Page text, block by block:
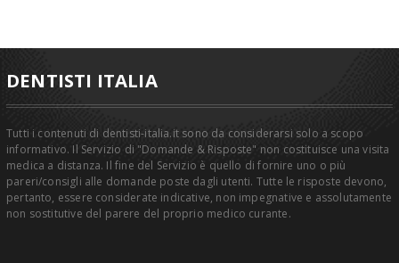
DENTISTI ITALIA
Tutti i contenuti di dentisti-italia.it sono da considerarsi solo a scopo
informativo. Il Servizio di "Domande & Risposte" non costituisce una visita
medica a distanza. Il fine del Servizio è quello di fornire uno o più
pareri/consigli alle domande poste dagli utenti. Tutte le risposte devono,
pertanto, essere considerate indicative, non impegnative e assolutamente
non sostitutive del parere del proprio medico curante.